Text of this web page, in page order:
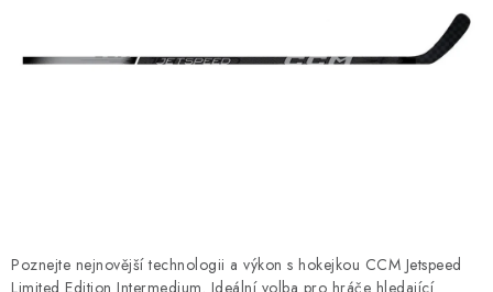
KALHOTY
DOPLŇKY
Poznejte nejnovější technologii a výkon s hokejkou CCM Jetspeed
Limited Edition Intermedium. Ideální volba pro hráče hledající